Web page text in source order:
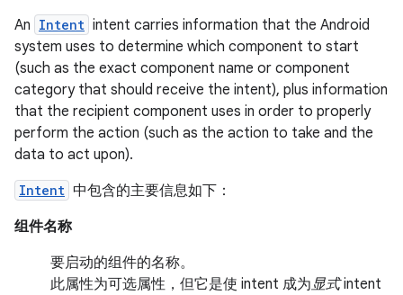
An Intent intent carries information that the Android
system uses to determine which component to start
(such as the exact component name or component
category that should receive the intent), plus information
that the recipient component uses in order to properly
perform the action (such as the action to take and the
data to act upon).
Intent 中包含的主要信息如下：
组件名称
要启动的组件的名称。
此属性为可选属性，但它是使 intent 成为显式intent